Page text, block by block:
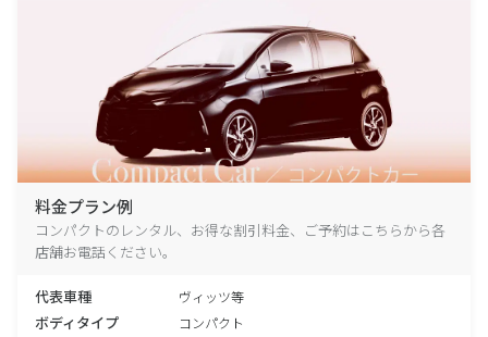
料金プラン例
コンパクトのレンタル、お得な割引料金、ご予約はこちらから各
店舗お電話ください。
代表車種 ヴィッツ等
ボディタイプ コンパクト